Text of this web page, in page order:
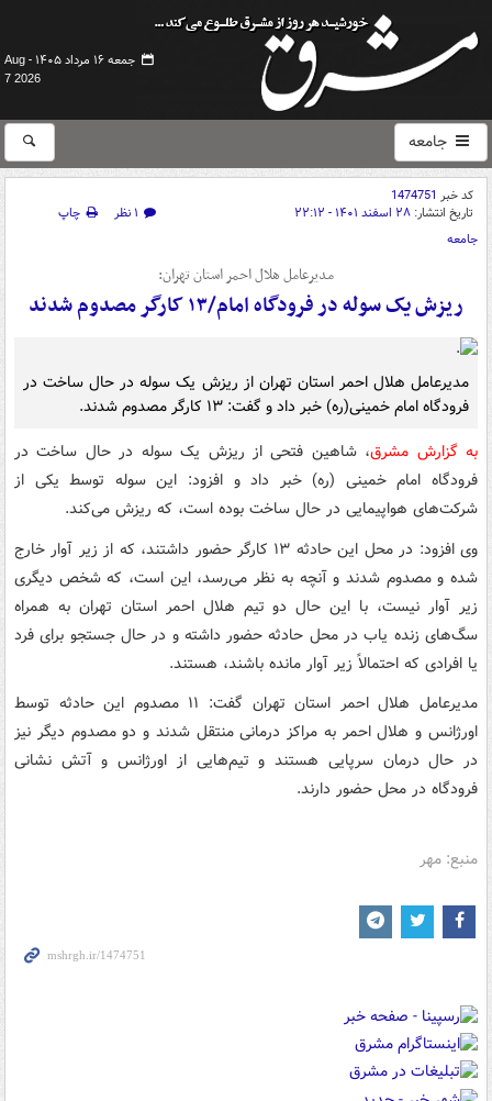
جمعه ۱۶ مرداد ۱۴۰۵ -
Aug
7 2026
جامعه
کد خبر 1474751
تاریخ انتشار: ۲۸ اسفند ۱۴۰۱ - ۲۲:۱۲ ۱ نظر
چاپ
جامعه
مدیرعامل هلال احمر استان تهران:
ریزش یک سوله در فرودگاه امام/۱۳ کارگر مصدوم شدند
مدیرعامل هلال احمر استان تهران از ریزش یک سوله در حال ساخت در
فرودگاه امام خمینی(ره) خبر داد و گفت: ۱۳ کارگر مصدوم شدند.
به گزارش مشرق، شاهین فتحی از ریزش یک سوله در حال ساخت در
فرودگاه امام خمینی (ره) خبر داد و افزود: این سوله توسط یکی از
شرکت‌های هواپیمایی در حال ساخت بوده است، که ریزش می‌کند.
وی افزود: در محل این حادثه ۱۳ کارگر حضور داشتند، که از زیر آوار خارج
شده و مصدوم شدند و آنچه به نظر می‌رسد، این است، که شخص دیگری
زیر آوار نیست، با این حال دو تیم هلال احمر استان تهران به همراه
سگ‌های زنده یاب در محل حادثه حضور داشته و در حال جستجو برای فرد
یا افرادی که احتمالاً زیر آوار مانده باشند، هستند.
مدیرعامل هلال احمر استان تهران گفت: ۱۱ مصدوم این حادثه توسط
اورژانس و هلال احمر به مراکز درمانی منتقل شدند و دو مصدوم دیگر نیز
در حال درمان سرپایی هستند و تیم‌هایی از اورژانس و آتش نشانی
فرودگاه در محل حضور دارند.
منبع: مهر